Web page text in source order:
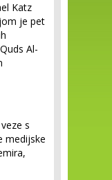
Katz
je pet
Al-
s
medijske